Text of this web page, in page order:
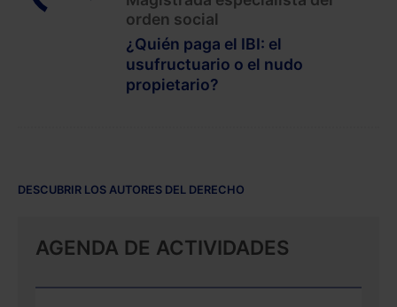
orden social
¿Quién paga el IBI: el
usufructuario o el nudo
propietario?
DESCUBRIR LOS AUTORES DEL DERECHO
AGENDA DE ACTIVIDADES